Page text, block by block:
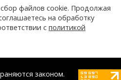
файлов cookie. Продолжая
на обработку
с политикой
законом.